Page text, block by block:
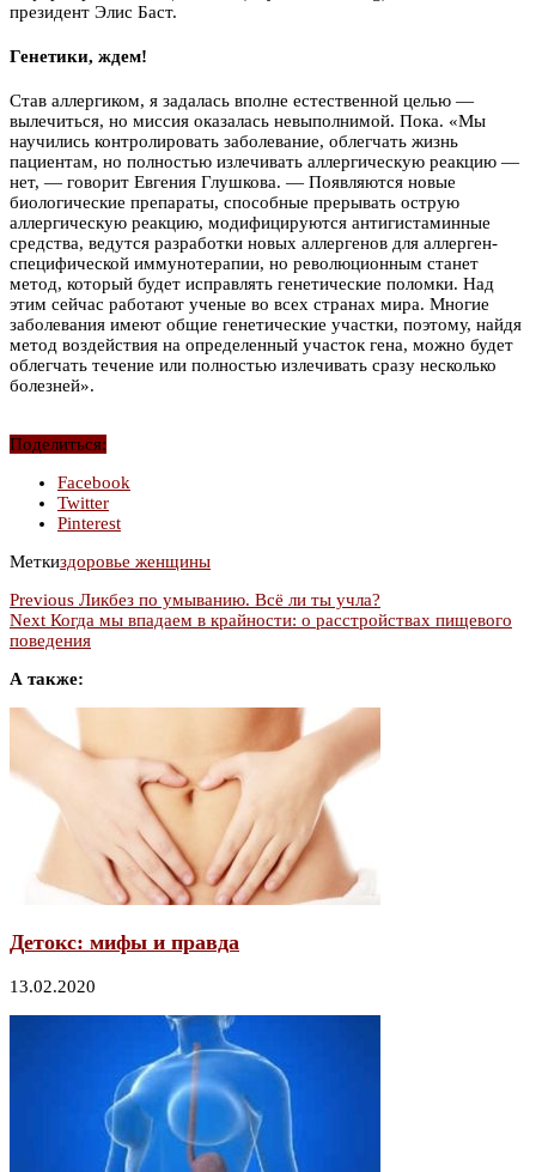
президент Элис Баст.
Генетики, ждем!
Став аллергиком, я задалась вполне естественной целью —
вылечиться, но миссия оказалась невыполнимой. Пока. «Мы
научились контролировать заболевание, облегчать жизнь
пациентам, но полностью излечивать аллергическую реакцию —
нет, — говорит Евгения Глушкова. — Появляются новые
биологические препараты, способные прерывать острую
аллергическую реакцию, модифицируются антигистаминные
средства, ведутся разработки новых аллергенов для аллерген-
специфической иммунотерапии, но революционным станет
метод, который будет исправлять генетические поломки. Над
этим сейчас работают ученые во всех странах мира. Многие
заболевания имеют общие генетические участки, поэтому, найдя
метод воздействия на определенный участок гена, можно будет
облегчать течение или полностью излечивать сразу несколько
болезней».
Поделиться:
Facebook
Twitter
Pinterest
Меткиздоровье женщины
Previous Ликбез по умыванию. Всё ли ты учла?
Next Когда мы впадаем в крайности: о расстройствах пищевого
поведения
А также:
Детокс: мифы и правда
13.02.2020